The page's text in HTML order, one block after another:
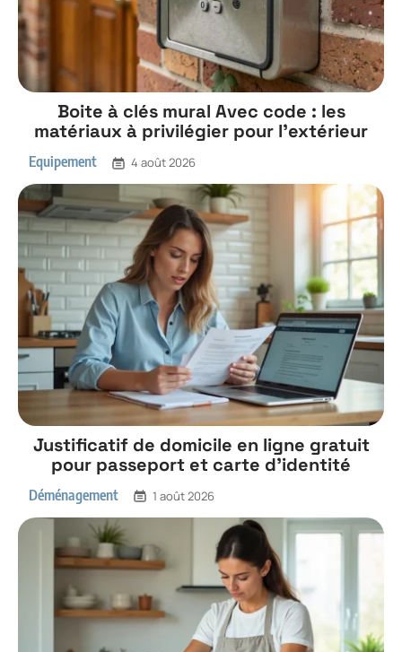
Boite à clés mural Avec code : les
matériaux à privilégier pour l’extérieur
Equipement 4 août 2026
Justificatif de domicile en ligne gratuit
pour passeport et carte d’identité
Déménagement 1 août 2026